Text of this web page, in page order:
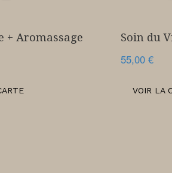
+ Aromassage Soin du
55,00 €
VOIR LA